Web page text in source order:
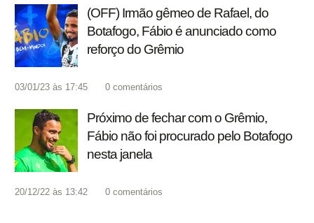
(OFF) Irmão gêmeo de Rafael, do
Botafogo, Fábio é anunciado como
reforço do Grêmio
03/01/23 às 17:45 0 comentários
Próximo de fechar com o Grêmio,
Fábio não foi procurado pelo Botafogo
nesta janela
20/12/22 às 13:42 0 comentários